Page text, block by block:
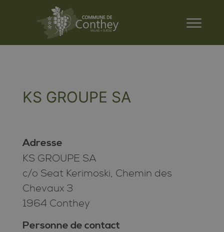
KS GROUPE SA
Adresse
KS GROUPE SA
c/o Seat Kerimoski, Chemin des
Chevaux 3
1964 Conthey
Personne de contact